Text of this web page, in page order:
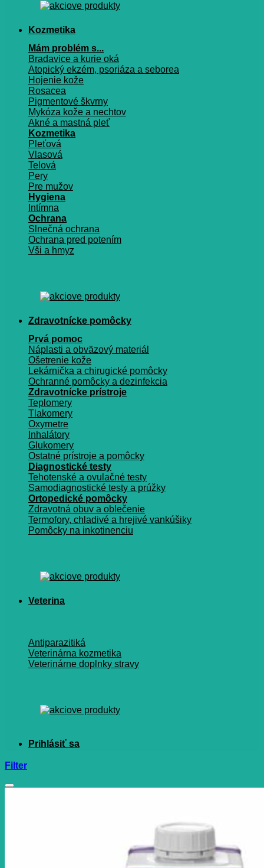
Kozmetika
Mám problém s...
Bradavice a kurie oká
Atopický ekzém, psoriáza a seborea
Hojenie kože
Rosacea
Pigmentové škvrny
Mykóza kože a nechtov
Akné a mastná pleť
Kozmetika
Pleťová
Vlasová
Telová
Pery
Pre mužov
Hygiena
Intímna
Ochrana
Slnečná ochrana
Ochrana pred potením
Vši a hmyz
Zdravotnícke pomôcky
Prvá pomoc
Náplasti a obväzový materiál
Ošetrenie kože
Lekárnička a chirugické pomôcky
Ochranné pomôcky a dezinfekcia
Zdravotnícke prístroje
Teplomery
Tlakomery
Oxymetre
Inhalátory
Glukomery
Ostatné prístroje a pomôcky
Diagnostické testy
Tehotenské a ovulačné testy
Samodiagnostické testy a prúžky
Ortopedické pomôcky
Zdravotná obuv a oblečenie
Termofory, chladivé a hrejivé vankúšiky
Pomôcky na inkotinenciu
Veterina
Antiparazitiká
Veterinárna kozmetika
Veterinárne doplnky stravy
Filter